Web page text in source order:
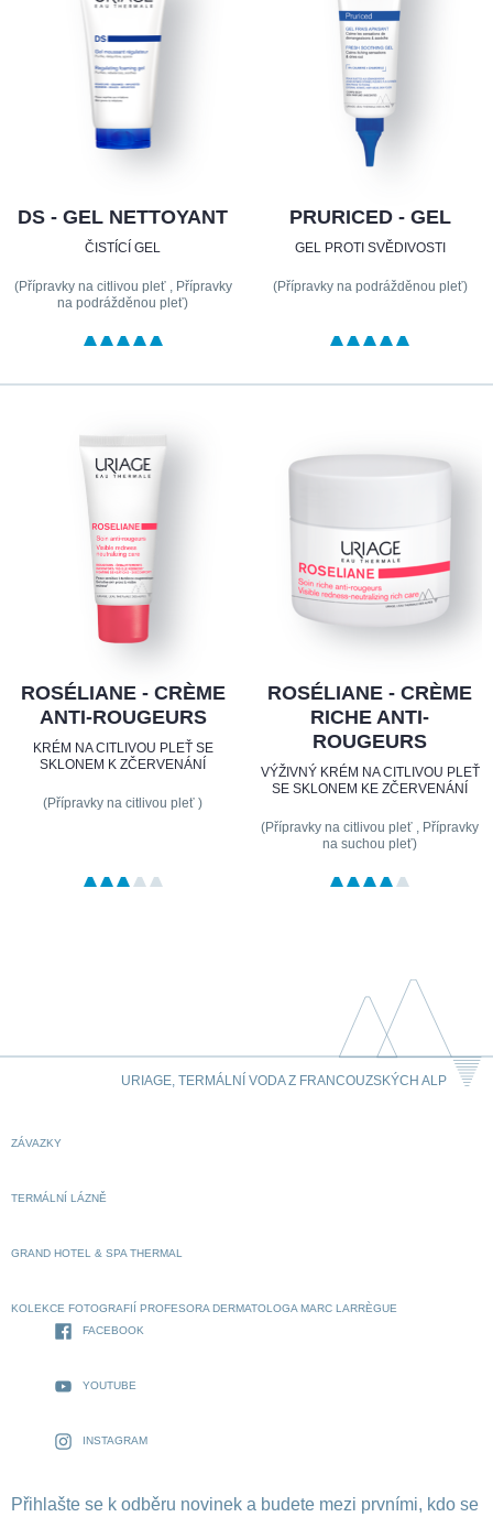
DS - GEL NETTOYANT
ČISTÍCÍ GEL
(Přípravky na citlivou pleť , Přípravky
na podrážděnou pleť)
PRURICED - GEL
GEL PROTI SVĚDIVOSTI
(Přípravky na podrážděnou pleť)
ROSÉLIANE - CRÈME
ANTI-ROUGEURS
KRÉM NA CITLIVOU PLEŤ SE
SKLONEM K ZČERVENÁNÍ
(Přípravky na citlivou pleť )
ROSÉLIANE - CRÈME
RICHE ANTI-
ROUGEURS
VÝŽIVNÝ KRÉM NA CITLIVOU PLEŤ
SE SKLONEM KE ZČERVENÁNÍ
(Přípravky na citlivou pleť , Přípravky
na suchou pleť)
URIAGE, TERMÁLNÍ VODA Z FRANCOUZSKÝCH ALP
ZÁVAZKY
TERMÁLNÍ LÁZNĚ
GRAND HOTEL & SPA THERMAL
KOLEKCE FOTOGRAFIÍ PROFESORA DERMATOLOGA MARC LARRÈGUE
FACEBOOK
YOUTUBE
INSTAGRAM
Přihlašte se k odběru novinek a budete mezi prvními, kdo se